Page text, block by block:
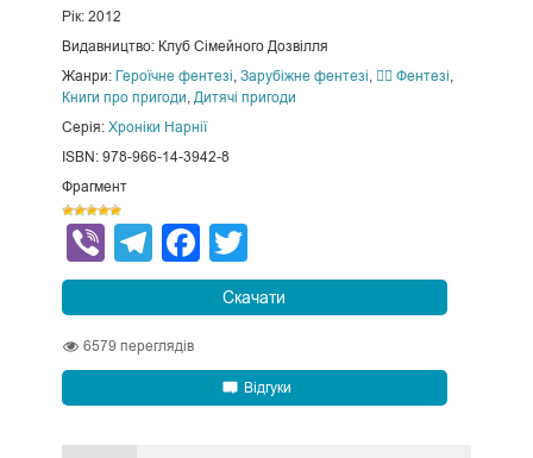
Рік: 2012
Видавництво: Клуб Сімейного Дозвілля
Жанри: Героїчне фентезі, Зарубіжне фентезі, 🧙‍♂️ Фентезі,
Книги про пригоди, Дитячі пригоди
Серія: Хроніки Нарнії
ISBN: 978-966-14-3942-8
Фрагмент
ViberTelegram
Facebook
Twitter
Скачати
6579 переглядів
Відгуки